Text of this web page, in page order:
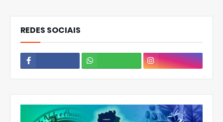
REDES SOCIAIS